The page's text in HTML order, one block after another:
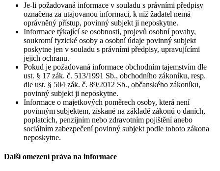
Je-li požadovaná informace v souladu s právními předpisy
označena za utajovanou informaci, k níž žadatel nemá
oprávněný přístup, povinný subjekt ji neposkytne.
Informace týkající se osobnosti, projevů osobní povahy,
soukromí fyzické osoby a osobní údaje povinný subjekt
poskytne jen v souladu s právními předpisy, upravujícími
jejich ochranu.
Pokud je požadovaná informace obchodním tajemstvím dle
ust. § 17 zák. č. 513/1991 Sb., obchodního zákoníku, resp.
dle ust. § 504 zák. č. 89/2012 Sb., občanského zákoníku,
povinný subjekt ji neposkytne.
Informace o majetkových poměrech osoby, která není
povinným subjektem, získané na základě zákonů o daních,
poplatcích, penzijním nebo zdravotním pojištění anebo
sociálním zabezpečení povinný subjekt podle tohoto zákona
neposkytne.
Další omezení práva na informace